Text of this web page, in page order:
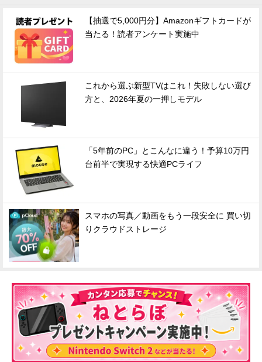
【抽選で5,000円分】Amazonギフトカードが
当たる！読者アンケート実施中
これから選ぶ新型TVはこれ！失敗しない選び
方と、2026年夏の一押しモデル
「5年前のPC」とこんなに違う！予算10万円
台前半で実現する快適PCライフ
スマホの写真／動画をもう一段安全に 買い切
りクラウドストレージ